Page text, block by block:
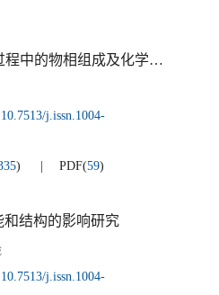
钒钛烧结矿软熔滴落过程中的物相组成及化学成分变化规律研究
10.7513/j.issn.1004-
) PDF(59)
结构的影响研究
10.7513/j.issn.1004-